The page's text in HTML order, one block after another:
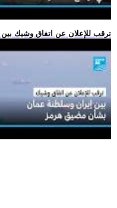
.. ترقب للإعلان عن اتفاق وشيك